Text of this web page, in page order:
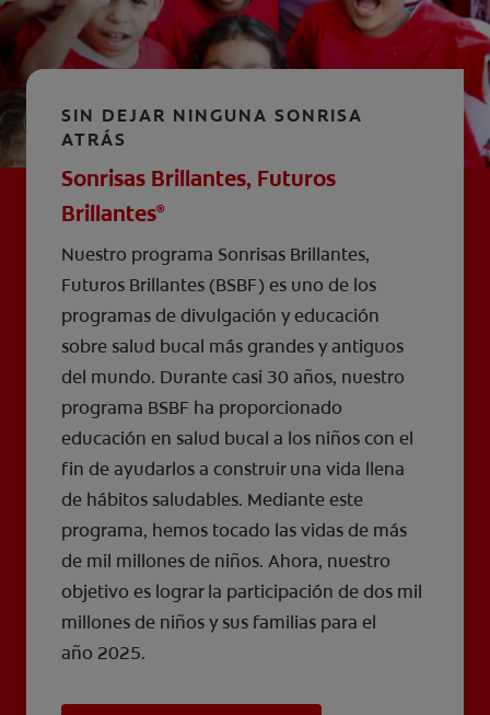
SIN DEJAR NINGUNA SONRISA
ATRÁS
Sonrisas Brillantes, Futuros
Brillantes®
Nuestro programa Sonrisas Brillantes,
Futuros Brillantes (BSBF) es uno de los
programas de divulgación y educación
sobre salud bucal más grandes y antiguos
del mundo. Durante casi 30 años, nuestro
programa BSBF ha proporcionado
educación en salud bucal a los niños con el
fin de ayudarlos a construir una vida llena
de hábitos saludables. Mediante este
programa, hemos tocado las vidas de más
de mil millones de niños. Ahora, nuestro
objetivo es lograr la participación de dos mil
millones de niños y sus familias para el
año 2025.